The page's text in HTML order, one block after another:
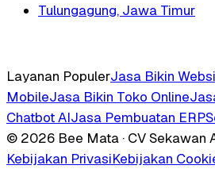
Tulungagung, Jawa Timur
Layanan PopulerJasa Bikin
MobileJasa Bikin Toko Online
Chatbot AIJasa Pembuatan ERP
© 2026 Bee Mata · CV Sekawan
Kebijakan PrivasiKebijakan